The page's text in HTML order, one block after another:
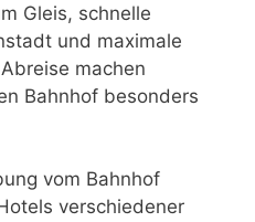
Gleis, schnelle
und maximale
machen
Bahnhof besonders
vom Bahnhof
verschiedener